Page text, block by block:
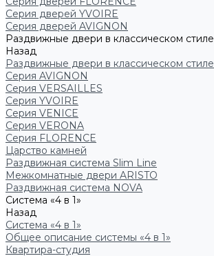
Серия дверей YVOIRE
Серия дверей AVIGNON
Раздвижные двери в классическом стиле
Назад
Раздвижные двери в классическом стиле
Серия AVIGNON
Серия VERSAILLES
Серия YVOIRE
Серия VENICE
Серия VERONA
Серия FLORENCE
Царство камней
Раздвижная система Slim Line
Межкомнатные двери ARISTO
Раздвижная система NOVA
Система «4 в 1»
Назад
Система «4 в 1»
Общее описание системы «4 в 1»
Квартира-студия